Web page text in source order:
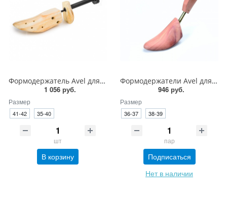
Формодержатель Avel для индивидуальной подгонки (1 штука)
1 056 руб.
Размер
41-42 35-40
шт
В корзину
Формодержатели Avel для женской обуви кедр
946 руб.
Размер
36-37 38-39
пар
Подписаться
Нет в наличии